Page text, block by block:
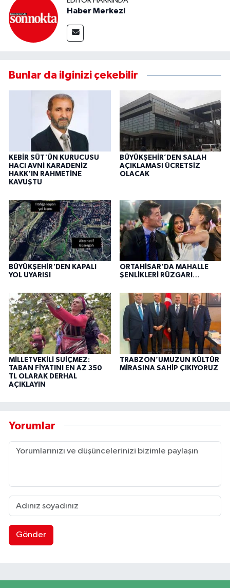
Haber Merkezi
Bunlar da ilginizi çekebilir
KEBİR SÜT'ÜN KURUCUSU
HACI AVNİ KARADENİZ
HAKK'IN RAHMETİNE
KAVUŞTU
BÜYÜKŞEHİR’DEN SALAH
AÇIKLAMASI ÜCRETSİZ
OLACAK
BÜYÜKŞEHİR'DEN KAPALI
YOL UYARISI
ORTAHİSAR'DA MAHALLE
ŞENLİKLERİ RÜZGARI…
MİLLETVEKİLİ SUİÇMEZ:
TABAN FİYATINI EN AZ 350
TL OLARAK DERHAL
AÇIKLAYIN
TRABZON’UMUZUN KÜLTÜR
MİRASINA SAHİP ÇIKIYORUZ
Yorumlar
Gönder